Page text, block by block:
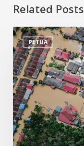
Related Posts
PETUA
Tips
Persiapan
Menghadapi
Banjir